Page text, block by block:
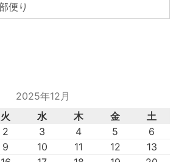
便り
2025年12月
火 水 木 金
土
2 3 4 5
6
9 10 11 12
13